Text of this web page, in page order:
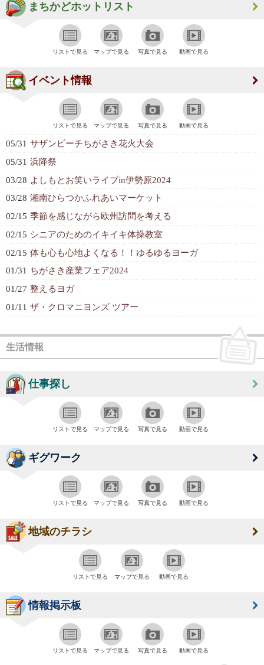
まちかどホットリスト
リストで見る マップで見る 写真で見る 動画で見る
イベント情報
リストで見る マップで見る 写真で見る 動画で見る
05/31 サザンビーチちがさき花火大会
05/31 浜降祭
03/28 よしもとお笑いライブin伊勢原2024
03/28 湘南ひらつかふれあいマーケット
02/15 季節を感じながら欧州訪問を考える
02/15 シニアのためのイキイキ体操教室
02/15 体も心も心地よくなる！！ゆるゆるヨーガ
01/31 ちがさき産業フェア2024
01/27 整えるヨガ
01/11 ザ・クロマニヨンズ ツアー
生活情報
仕事探し
リストで見る マップで見る 写真で見る 動画で見る
ギグワーク
リストで見る マップで見る 写真で見る 動画で見る
地域のチラシ
リストで見る マップで見る 動画で見る
情報掲示板
リストで見る マップで見る 写真で見る 動画で見る